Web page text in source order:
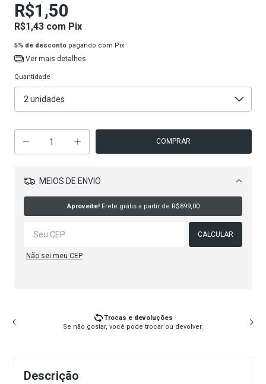
R$1,50
R$1,43 com Pix
5% de desconto pagando com Pix
Ver mais detalhes
Quantidade
MEIOS DE ENVIO
Aproveite!Frete grátis a partir de R$899,00
CALCULAR
Não sei meu CEP
Trocas e devoluções
Se não gostar, você pode trocar ou devolver.
Descrição